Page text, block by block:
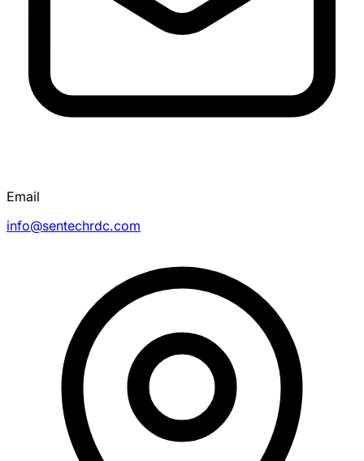
Email
info@sentechrdc.com